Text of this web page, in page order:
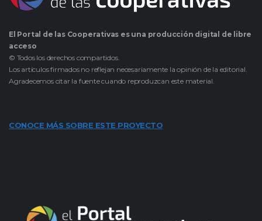
El Portal de las Cooperativas es una producción digital de libre
acceso
© Todos los derechos compartidos.
Los artículos firmados no reflejan necesariamente la opinión de la editorial.
Agradecemos citar la fuente cuando reproduzcan este material.
CONOCE MÁS SOBRE ESTE PROYECTO